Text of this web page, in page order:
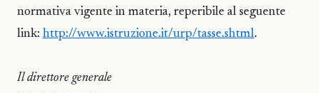
normativa vigente in materia, reperibile al seguente
link: http://www.istruzione.it/urp/tasse.shtml.
Il direttore generale